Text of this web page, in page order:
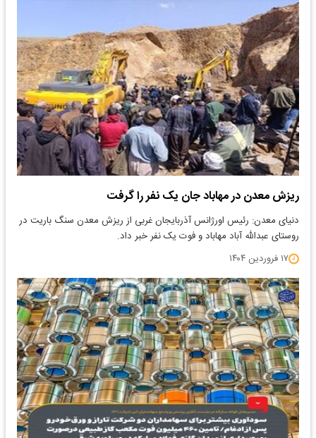
ریزش معدن در مهاباد جان یک نفر را گرفت
دنیای معدن: رئیس اورژانس آذربایجان غربی از ریزش معدن سنگ باریت در
روستای عبدالله آباد مهاباد و فوت یک نفر خبر داد.
۱۷ فروردین ۱۴۰۴